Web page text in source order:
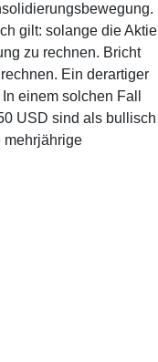
gilt: solange die Aktie
zu rechnen. Bricht
Ein derartiger
einem solchen Fall
USD sind als bullisch
mehrjährige